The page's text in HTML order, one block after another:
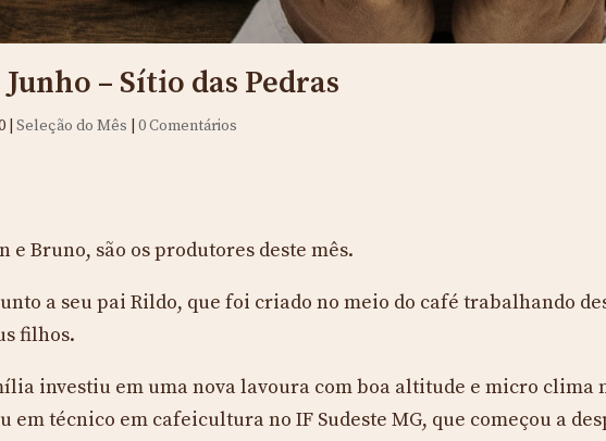
– Sítio das Pedras
|Seleção do Mês |0 Comentários
e Bruno, são os produtores deste mês.
a seu pai Rildo, que foi criado no meio do café trabalhando
filhos.
investiu em uma nova lavoura com boa altitude e micro
em técnico em cafeicultura no IF Sudeste MG, que começou a